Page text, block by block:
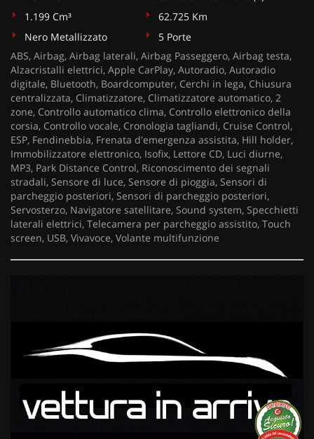
1.199 Cm³
62.725 Km
Nero Metallizzato
5 Porte
ABS, Airbag, Airbag laterali, Airbag Passeggero, Airbag testa,
Alzacristalli elettrici, Apple CarPlay, Autoradio, Autoradio
digitale, Bluetooth, Boardcomputer, Cerchi in lega, Chiusura
centralizzata, Climatizzatore, Climatizzatore automatico, 2
zone, Controllo automatico clima, Controllo elettronico della
corsia, Controllo vocale, Cronologia tagliandi, Cruise Control,
ESP, Fendinebbia, Frenata d'emergenza assistita, Hill holder,
Immobilizzatore elettronico, Isofix, Lettore CD, Luci diurne,
MP3, Park Distance Control, Riconoscimento dei segnali
stradali, Sensore di luce, Sensore di pioggia, Sensori di
parcheggio posteriori, Sensori di parcheggio posteriori,
Servosterzo, Navigatore satellitare, Sound system, Specchietti
laterali elettrici, Telecamera per parcheggio assistito, Touch
screen, USB, Vivavoce, Volante multifunzione